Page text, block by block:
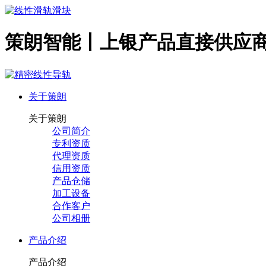
策朗智能丨上银产品直接供应
关于策朗
关于策朗
公司简介
专利资质
代理资质
信用资质
产品仓储
加工设备
合作客户
公司相册
产品介绍
产品介绍